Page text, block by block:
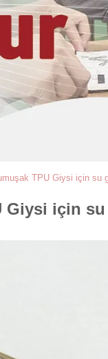
TPU Giysi için su
için